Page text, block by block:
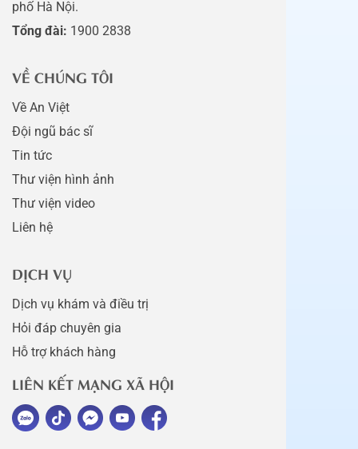
phố Hà Nội.
Tổng đài: 1900 2838
VỀ CHÚNG TÔI
Về An Việt
Đội ngũ bác sĩ
Tin tức
Thư viện hình ảnh
Thư viện video
Liên hệ
DỊCH VỤ
Dịch vụ khám và điều trị
Hỏi đáp chuyên gia
Hỗ trợ khách hàng
LIÊN KẾT MẠNG XÃ HỘI